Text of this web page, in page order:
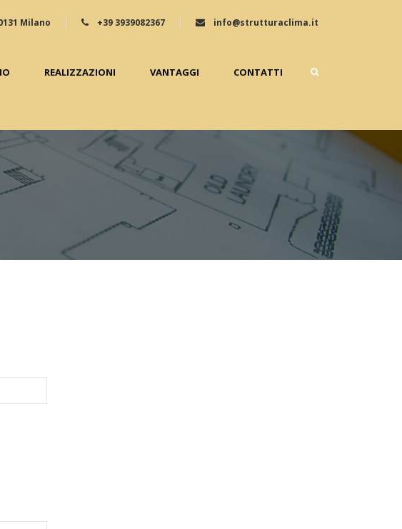
Milano
+39 3939082367 info@strutturaclima.it
REALIZZAZIONI VANTAGGI CONTATTI